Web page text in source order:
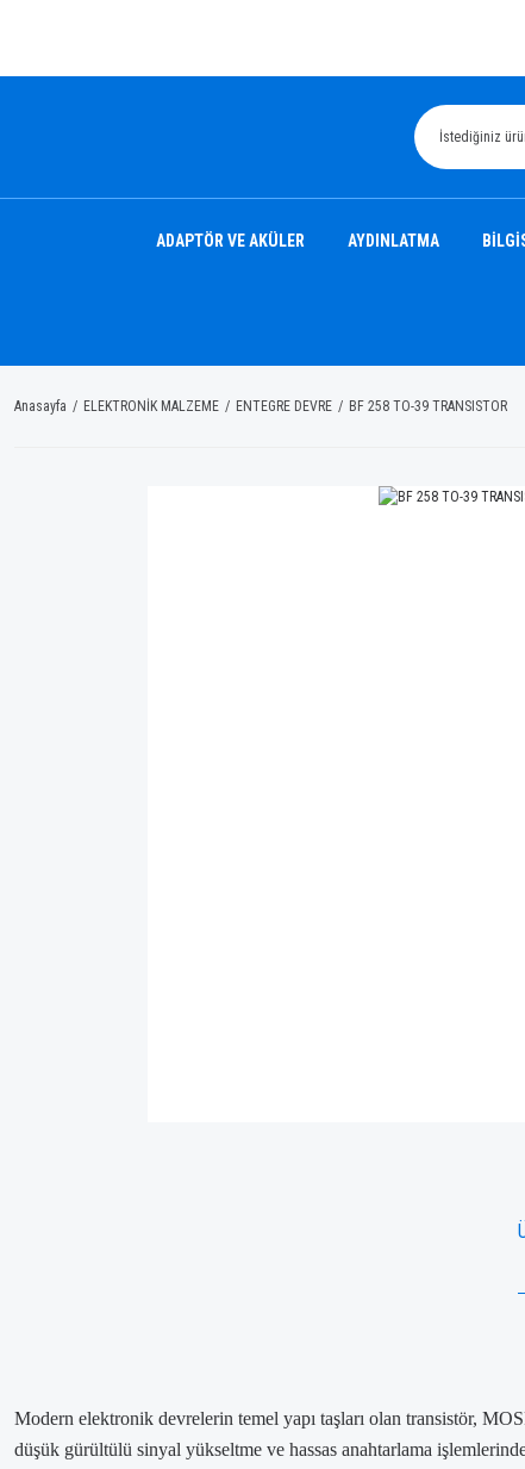
ADAPTÖR VE AKÜLER AYDINLATMA
Anasayfa ELEKTRONİK MALZEME ENTEGRE DEVRE BF 258 TO-39 TRANSISTOR
Modern elektronik devrelerin temel yapı taşları olan transistör,
düşük gürültülü sinyal yükseltme ve hassas anahtarlama